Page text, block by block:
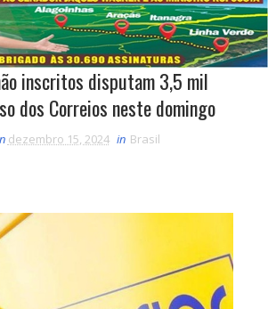
inscritos disputam 3,5 mil
dos Correios neste domingo
dezembro 15, 2024 in Brasil